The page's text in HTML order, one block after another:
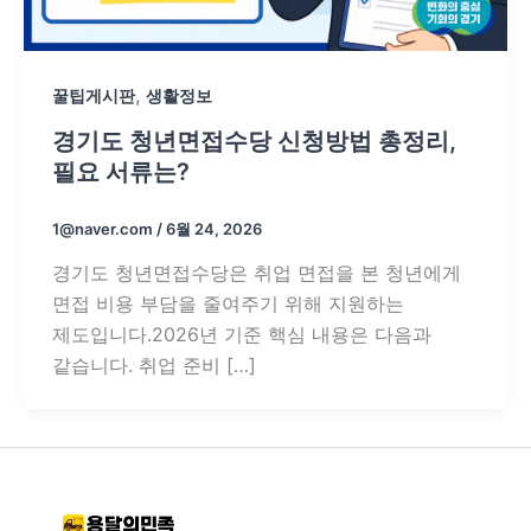
꿀팁게시판, 생활정보
경기도 청년면접수당 신청방법 총정리,
필요 서류는?
1@naver.com /6월 24, 2026
경기도 청년면접수당은 취업 면접을 본 청년에게
면접 비용 부담을 줄여주기 위해 지원하는
제도입니다.2026년 기준 핵심 내용은 다음과
같습니다. 취업 준비 […]